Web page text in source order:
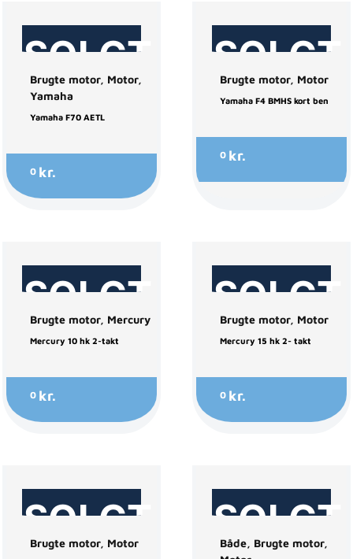
SOLGT
Brugte motor, Motor,
Yamaha
Yamaha F70 AETL
0 kr.
SOLGT
Brugte motor, Motor
Yamaha F4 BMHS kort ben
0 kr.
SOLGT
Brugte motor, Mercury
Mercury 10 hk 2-takt
0 kr.
SOLGT
Brugte motor, Motor
Mercury 15 hk 2- takt
0 kr.
SOLGT
Brugte motor, Motor
SOLGT
Både, Brugte motor,